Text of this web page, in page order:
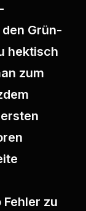
Grün-
hektisch
zum
zu